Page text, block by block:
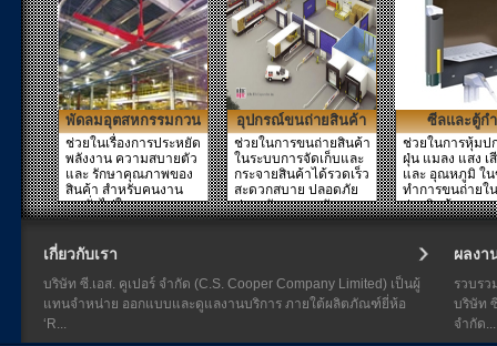
พัดลมอุตสหกรรมกวน
ปรับอากาศ
ช่วยในเรื่องการประหยัด
พลังงาน ความสบายตัว
และ รักษาคุณภาพของ
สินค้า สำหรับคนงาน
คนทั่วไปในอาคาร รว...
อุปกรณ์ขนถ่ายสินค้า
ช่วยในการขนถ่ายสินค้า
ในระบบการจัดเก็บและ
กระจายสินค้าได้รวดเร็ว
สะดวกสบาย ปลอดภัย
ประหยัดเวลา พลังงาน...
ซีลและตู้ก
ช่วยในการหุ้มป
ฝุ่น แมลง แสง เ
และ อุณหภูมิ ใ
ทำการขนถ่ายใ
ถ่ายสินค้า และก
เกี่ยวกับเรา
บริษัท ซี.เอส. คูเปอร์ จำกัด (C.S. Cooper Company Limited) เป็นผู้
แทนจำหน่าย ออกแบบและดูแลงานบริการ ภายใต้ผลิตภัณฑ์ยี่ห้อ
‘R...
ผลงา
รวบรว
บริษัท
จำกัด...